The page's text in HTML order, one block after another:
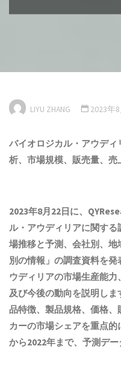
LIYU ZHANG 2023年
バイオロジカル・アウデ
析、市場規模、販売量、
2023年8月22日に、
ル・アウディリアに関す
場推移と予測、会社別、
別の情報 」の調査資料を
ウディリアの市場生産能
及び今後の動向を説明し
品特徴、製品規格、価格
カーの市場シェアを重点
から2022年まで、予測デー